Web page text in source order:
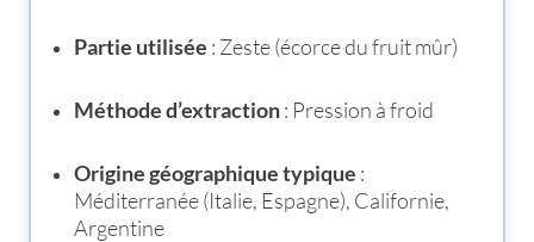
Partie utilisée : Zeste (écorce du fruit mûr)
Méthode d’extraction: Pression à froid
Origine géographique typique :
Méditerranée (Italie, Espagne), Californie,
Argentine